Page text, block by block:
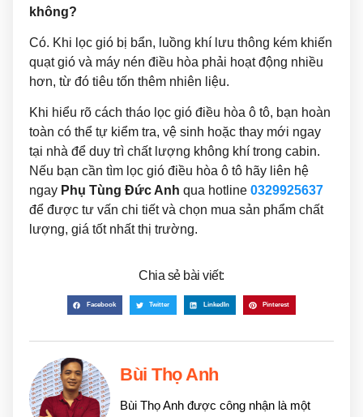
không?
Có. Khi lọc gió bị bẩn, luồng khí lưu thông kém khiến
quạt gió và máy nén điều hòa phải hoạt động nhiều
hơn, từ đó tiêu tốn thêm nhiên liệu.
Khi hiểu rõ cách tháo lọc gió điều hòa ô tô, bạn hoàn
toàn có thể tự kiểm tra, vệ sinh hoặc thay mới ngay
tại nhà để duy trì chất lượng không khí trong cabin.
Nếu bạn cần tìm lọc gió điều hòa ô tô hãy liên hệ
ngay Phụ Tùng Đức Anh qua hotline 0329925637
để được tư vấn chi tiết và chọn mua sản phẩm chất
lượng, giá tốt nhất thị trường.
Chia sẻ bài viết:
Facebook Twitter LinkedIn Pinterest
Bùi Thọ Anh
Bùi Thọ Anh được công nhận là một